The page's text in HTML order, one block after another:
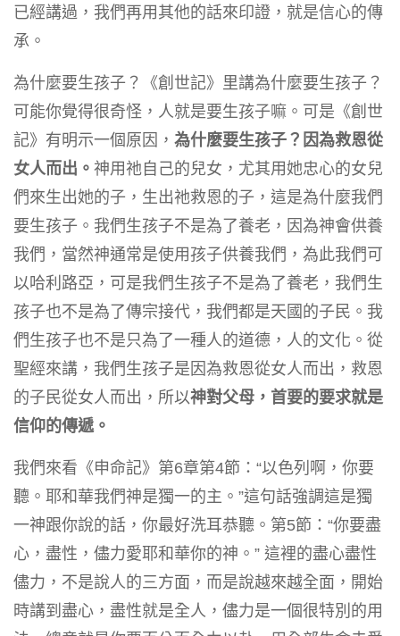
已經講過，我們再用其他的話來印證，就是信心的傳
承。
為什麼要生孩子？《創世記》里講為什麼要生孩子？
可能你覺得很奇怪，人就是要生孩子嘛。可是《創世
記》有明示一個原因， 為什麼要生孩子？因為救恩從
女人而出。 神用祂自己的兒女，尤其用她忠心的女兒
們來生出她的子，生出祂救恩的子，這是為什麼我們
要生孩子。我們生孩子不是為了養老，因為神會供養
我們，當然神通常是使用孩子供養我們，為此我們可
以哈利路亞，可是我們生孩子不是為了養老，我們生
孩子也不是為了傳宗接代，我們都是天國的子民。我
們生孩子也不是只為了一種人的道德，人的文化。從
聖經來講，我們生孩子是因為救恩從女人而出，救恩
的子民從女人而出，所以神對父母，首要的要求就是
信仰的傳遞。
我們來看《申命記》第6章第4節：“以色列啊，你要
聽。耶和華我們神是獨一的主。”這句話強調這是獨
一神跟你說的話，你最好洗耳恭聽。第5節：“你要盡
心，盡性，儘力愛耶和華你的神。” 這裡的盡心盡性
儘力，不是說人的三方面，而是說越來越全面，開始
時講到盡心，盡性就是全人，儘力是一個很特別的用